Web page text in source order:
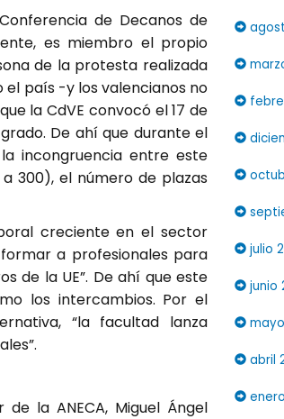
de Decanos de
es miembro el propio
de la protesta realizada
el país -y los valencianos no
la CdVE convocó el 17 de
De ahí que durante el
incongruencia entre este
300), el número de plazas
creciente en el sector
a profesionales para
de la UE”. De ahí que este
los intercambios. Por el
“la facultad lanza
la ANECA, Miguel Ángel
julio
junio
abril